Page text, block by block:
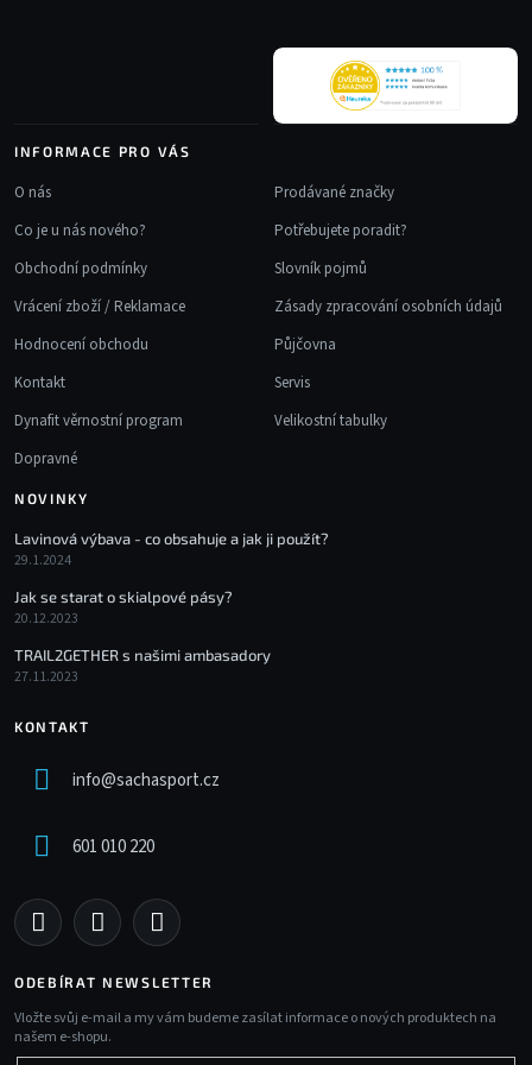
INFORMACE PRO VÁS
O nás
Co je u nás nového?
Obchodní podmínky
Vrácení zboží / Reklamace
Hodnocení obchodu
Kontakt
Dynafit věrnostní program
Dopravné
Prodávané značky
Potřebujete poradit?
Slovník pojmů
Zásady zpracování osobních údajů
Půjčovna
Servis
Velikostní tabulky
NOVINKY
Lavinová výbava - co obsahuje a jak ji použít?
29.1.2024
Jak se starat o skialpové pásy?
20.12.2023
TRAIL2GETHER s našimi ambasadory
27.11.2023
KONTAKT
info@sachasport.cz
601 010 220
ODEBÍRAT NEWSLETTER
Vložte svůj e-mail a my vám budeme zasílat informace o nových produktech na
našem e-shopu.